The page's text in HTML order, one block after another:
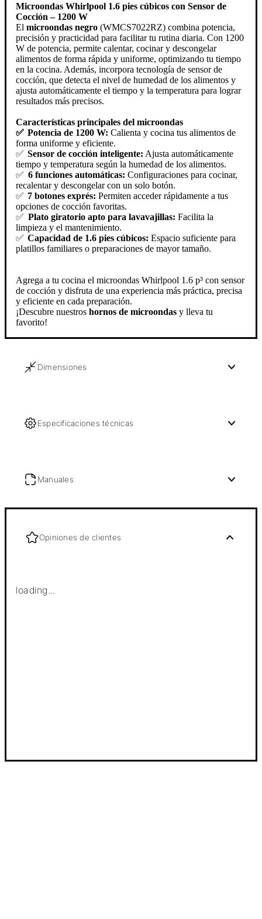
Microondas Whirlpool 1.6 pies cúbicos con Sensor de
Cocción – 1200 W
El microondas negro (WMCS7022RZ) combina potencia,
precisión y practicidad para facilitar tu rutina diaria. Con 1200
W de potencia, permite calentar, cocinar y descongelar
alimentos de forma rápida y uniforme, optimizando tu tiempo
en la cocina. Además, incorpora tecnología de sensor de
cocción, que detecta el nivel de humedad de los alimentos y
ajusta automáticamente el tiempo y la temperatura para lograr
resultados más precisos.
Características principales del microondas
✅ Potencia de 1200 W: Calienta y cocina tus alimentos de
forma uniforme y eficiente.
✅ Sensor de cocción inteligente: Ajusta automáticamente
tiempo y temperatura según la humedad de los alimentos.
✅ 6 funciones automáticas: Configuraciones para cocinar,
recalentar y descongelar con un solo botón.
✅ 7 botones exprés: Permiten acceder rápidamente a tus
opciones de cocción favoritas.
✅ Plato giratorio apto para lavavajillas: Facilita la
limpieza y el mantenimiento.
✅ Capacidad de 1.6 pies cúbicos:Espacio suficiente para
platillos familiares o preparaciones de mayor tamaño.
Agrega a tu cocina el microondas Whirlpool 1.6 p³ con sensor
de cocción y disfruta de una experiencia más práctica, precisa
y eficiente en cada preparación.
¡Descubre nuestros hornos de microondas y lleva tu
favorito!
Dimensiones
Especificaciones técnicas
Manuales
Opiniones de clientes
loading...